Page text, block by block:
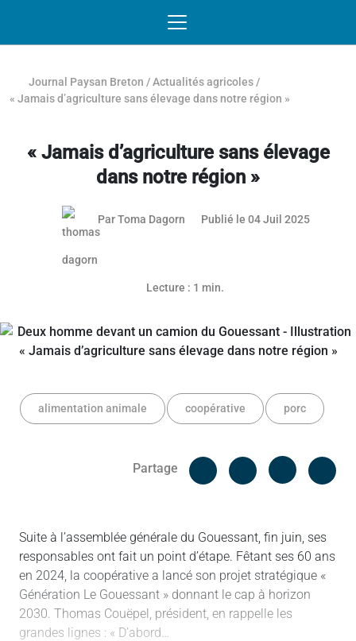
Journal Paysan Breton /Actualités agricoles /
« Jamais d’agriculture sans élevage dans notre région »
« Jamais d’agriculture sans élevage
dans notre région »
Article réservé aux abonnés
ParToma Dagorn Publié le 04 Juil 202503 juillet
Lecture : 1 min.
alimentation animale coopérative porc
Partage
Facebook
Suite à l’assemblée générale du Gouessant, fin juin, ses
responsables ont fait un point d’étape. Fêtant ses 60 ans
en 2024, la coopérative a lancé son projet stratégique «
Génération Le Gouessant » donnant le cap à horizon
2030. Thomas Couëpel, président, en rappelle les
grandes lignes : « D’abord…